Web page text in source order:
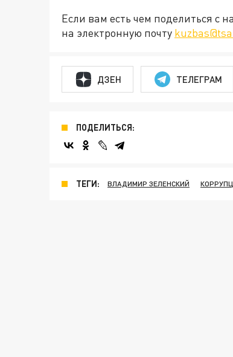
Если вам есть чем поделиться с
на электронную почту
ДЗЕН ТЕЛЕГРАМ
ПОДЕЛИТЬСЯ:
ТЕГИ: ВЛАДИМИР ЗЕЛЕНСКИЙ